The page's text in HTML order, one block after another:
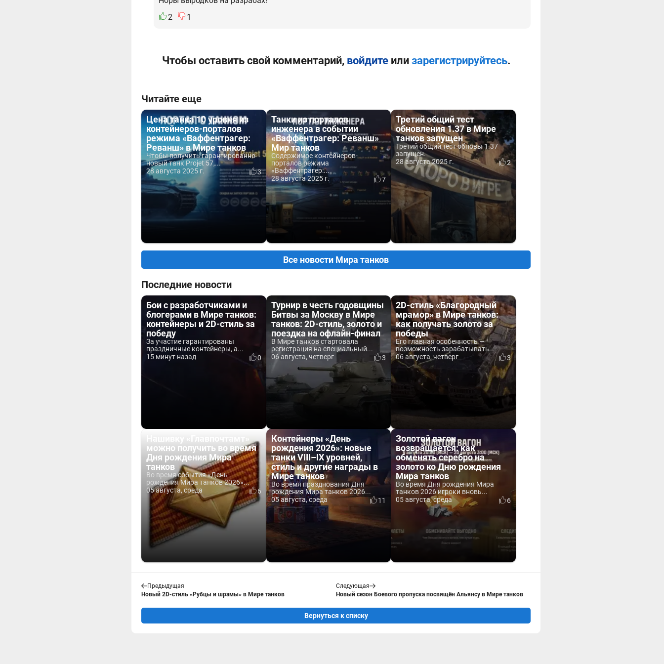
2
1
Чтобы оставить свой комментарий, войдитеили зарегистрируйтесь.
Читайте еще
Цена танка 10 уровня из
контейнеров-порталов
режима «Ваффентрагер:
Реванш» в Мире танков
Чтобы получить гарантированно
новый танк Projet 57,...
28 августа 2025 г.
3
Танки из порталов
инженера в событии
«Ваффентрагер: Реванш»
Мир танков
Содержимое контейнеров-
порталов режима
«Ваффентрагер:...
28 августа 2025 г.
7
Третий общий тест
обновления 1.37 в Мире
танков запущен
Третий общий тест обновы 1.37
запущен.
28 августа 2025 г.
2
Все новости Мира танков
Последние новости
Бои с разработчиками и
блогерами в Мире танков:
контейнеры и 2D-стиль за
победу
За участие гарантированы
праздничные контейнеры, а...
15 минут назад
0
Турнир в честь годовщины
Битвы за Москву в Мире
танков: 2D-стиль, золото и
поездка на офлайн-финал
В Мире танков стартовала
регистрация на специальный...
06 августа, четверг
3
2D-стиль «Благородный
мрамор» в Мире танков:
как получать золото за
победы
Его главная особенность —
возможность зарабатывать...
06 августа, четверг
3
Нашивку «Главпочтамт»
можно получить во время
Дня рождения Мира
танков
Во время события «День
рождения Мира танков 2026»...
05 августа, среда
6
Контейнеры «День
рождения 2026»: новые
танки VIII–IX уровней,
стиль и другие награды в
Мире танков
Во время празднования Дня
рождения Мира танков 2026...
05 августа, среда
11
Золотой вагон
возвращается: как
обменять серебро на
золото ко Дню рождения
Мира танков
Во время Дня рождения Мира
танков 2026 игроки вновь...
05 августа, среда
6
Предыдущая
Новый 2D-стиль «Рубцы и шрамы» в Мире танков
Следующая
Новый сезон Боевого пропуска посвящён Альянсу в Мире танков
Вернуться к списку